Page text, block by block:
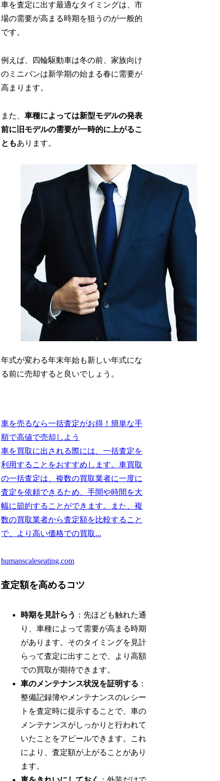
車を査定に出す最適なタイミングは、市
場の需要が高まる時期を狙うのが一般的
です。
例えば、四輪駆動車は冬の前、家族向け
のミニバンは新学期の始まる春に需要が
高まります。
また、車種によっては新型モデルの発表
前に旧モデルの需要が一時的に上がるこ
ともあります。
年式が変わる年末年始も新しい年式にな
る前に売却すると良いでしょう。
車を売るなら一括査定がお得！簡単な手
順で高値で売却しよう
車を買取に出される際には、一括査定を
利用することをおすすめします。車買取
の一括査定は、複数の買取業者に一度に
査定を依頼できるため、手間や時間を大
幅に節約することができます。また、複
数の買取業者から査定額を比較すること
で、より高い価格での買取...
humanscaleseating.com
査定額を高めるコツ
時期を見計らう ：先ほども触れた通
り、車種によって需要が高まる時期
があります。そのタイミングを見計
らって査定に出すことで、より高額
での買取が期待できます。
車のメンテナンス状況を証明する ：
整備記録簿やメンテナンスのレシー
トを査定時に提示することで、車の
メンテナンスがしっかりと行われて
いたことをアピールできます。これ
により、査定額が上がることがあり
ます。